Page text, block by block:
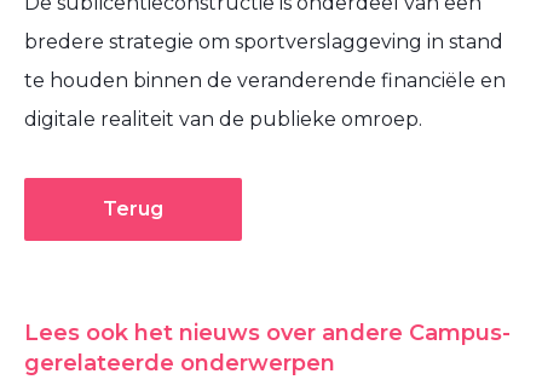
bredere strategie om sportverslaggeving in stand
te houden binnen de veranderende financiële en
digitale realiteit van de publieke omroep.
Terug
Lees ook het nieuws over andere Campus-
gerelateerde onderwerpen